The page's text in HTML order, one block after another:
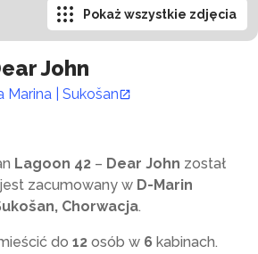
John
Marina | Sukošan
Pokaż wszystkie zdjęcia
Lagoon 42 – Dear John został
zacumowany w D-Marin
Chorwacja.
do 12 osób w 6 kabinach.